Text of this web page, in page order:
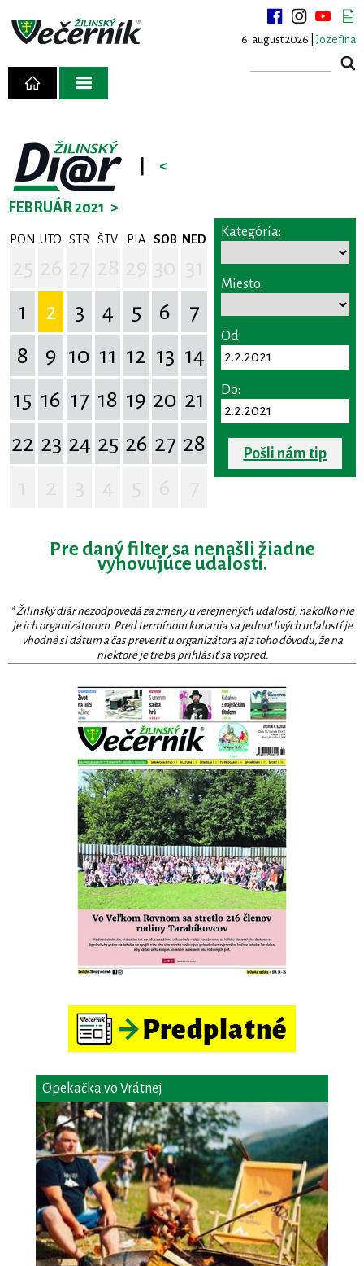
6. august 2026 | Jozefína
<
FEBRUÁR 2021 >
PON UTO STR ŠTV PIA SOB NED
1
2 3 4 5 6
7
8
9 10 11 12 13 14
15 16 17 18 19 20 21
22 23 24 25 26 27 28
Kategória:
Miesto:
Od:
Do:
Pošli nám tip
Pre daný filter sa nenašli žiadne
vyhovujúce udalosti.
* Žilinský diár nezodpovedá za zmeny uverejnených udalostí, nakoľko nie
je ich organizátorom. Pred termínom konania sa jednotlivých udalostí je
vhodné si dátum a čas preveriť u organizátora aj z toho dôvodu, že na
niektoré je treba prihlásiť sa vopred.
Opekačka vo Vrátnej